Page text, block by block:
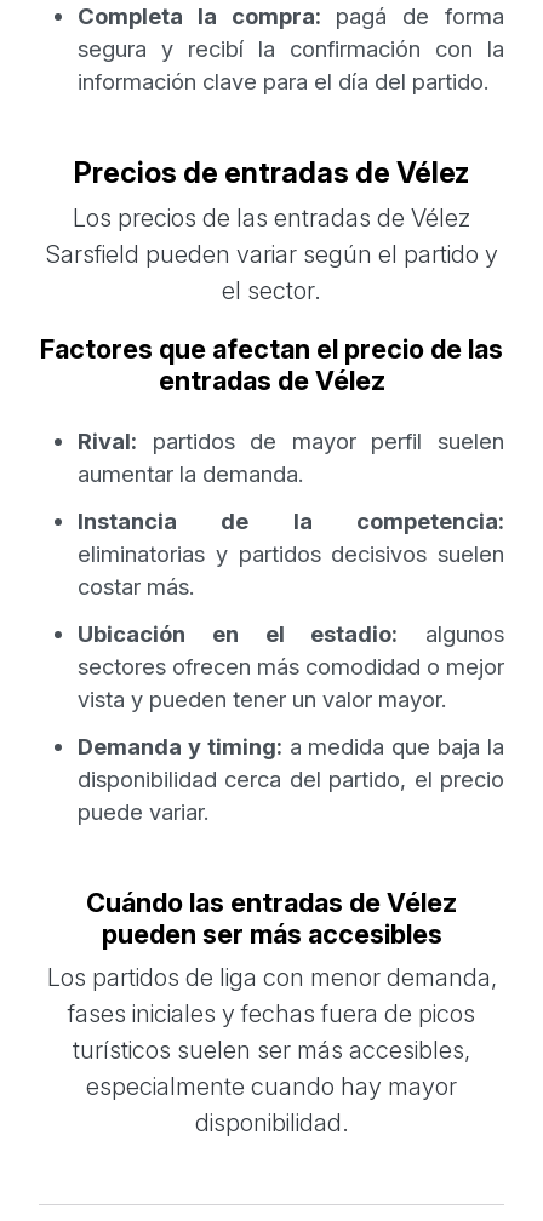
Completa la compra: pagá de forma
segura y recibí la confirmación con la
información clave para el día del partido.
Precios de entradas de Vélez
Los precios de las entradas de Vélez
Sarsfield pueden variar según el partido y
el sector.
Factores que afectan el precio de las
entradas de Vélez
Rival: partidos de mayor perfil suelen
aumentar la demanda.
Instancia de la competencia:
eliminatorias y partidos decisivos suelen
costar más.
Ubicación en el estadio: algunos
sectores ofrecen más comodidad o mejor
vista y pueden tener un valor mayor.
Demanda y timing: a medida que baja la
disponibilidad cerca del partido, el precio
puede variar.
Cuándo las entradas de Vélez
pueden ser más accesibles
Los partidos de liga con menor demanda,
fases iniciales y fechas fuera de picos
turísticos suelen ser más accesibles,
especialmente cuando hay mayor
disponibilidad.